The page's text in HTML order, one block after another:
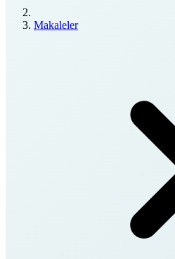
Makaleler